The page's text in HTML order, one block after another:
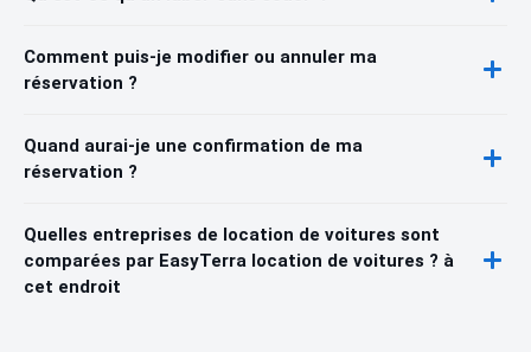
Comment puis-je modifier ou annuler ma
réservation ?
Quand aurai-je une confirmation de ma
réservation ?
Quelles entreprises de location de voitures sont
comparées par EasyTerra location de voitures ? à
cet endroit